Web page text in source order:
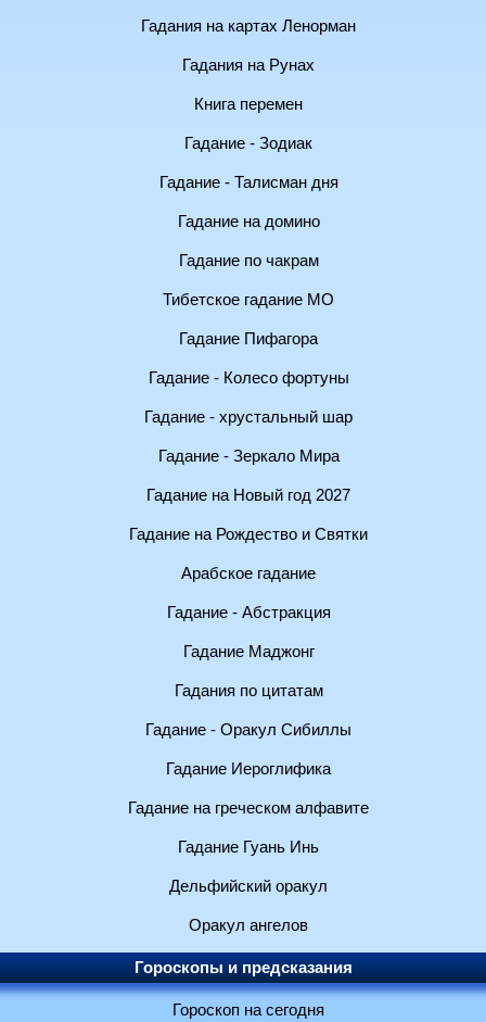
Гадания на картах Ленорман
Гадания на Рунах
Книга перемен
Гадание - Зодиак
Гадание - Талисман дня
Гадание на домино
Гадание по чакрам
Тибетское гадание МО
Гадание Пифагора
Гадание - Колесо фортуны
Гадание - хрустальный шар
Гадание - Зеркало Мира
Гадание на Новый год 2027
Гадание на Рождество и Святки
Арабское гадание
Гадание - Абстракция
Гадание Маджонг
Гадания по цитатам
Гадание - Оракул Сибиллы
Гадание Иероглифика
Гадание на греческом алфавите
Гадание Гуань Инь
Дельфийский оракул
Оракул ангелов
Гороскопы и предсказания
Гороскоп на сегодня